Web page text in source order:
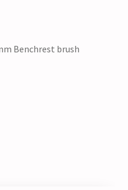
Benchrest brush